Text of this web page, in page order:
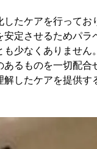
たケアを行ってお
定させるためパラ
少なくありません
るものを一切配合
したケアを提供す